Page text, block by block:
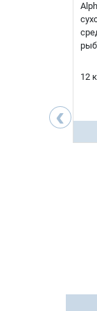
‹
12